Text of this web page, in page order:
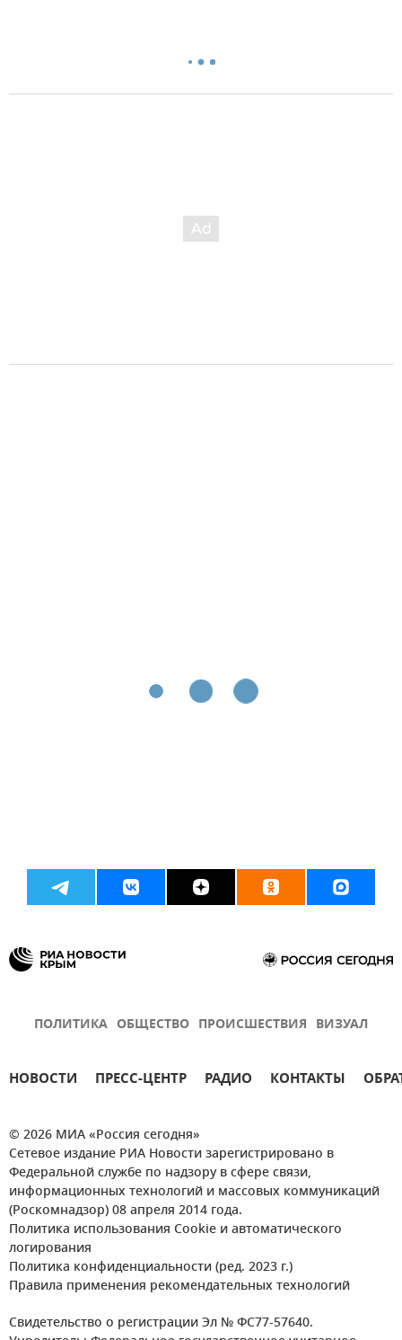
ПОЛИТИКА ОБЩЕСТВО ПРОИСШЕСТВИЯ ВИЗУАЛ
НОВОСТИ ПРЕСС-ЦЕНТР РАДИО КОНТАКТЫ
© 2026 МИА «Россия сегодня»
Сетевое издание РИА Новости зарегистрировано в
Федеральной службе по надзору в сфере связи,
информационных технологий и массовых коммуникаций
(Роскомнадзор) 08 апреля 2014 года.
Политика использования Cookie и автоматического
логирования
Политика конфиденциальности (ред. 2023 г.)
Правила применения рекомендательных технологий
Свидетельство о регистрации Эл № ФС77-57640.